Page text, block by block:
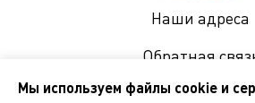
Наши адреса
Обратная
Мы используем файлы cookie и